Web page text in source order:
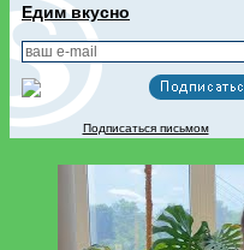
Едим вкусно
Подписаться письмом